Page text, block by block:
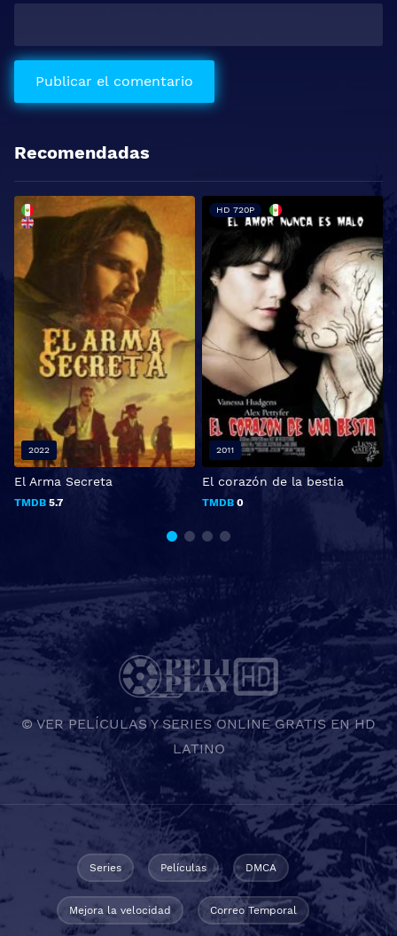
Recomendadas
El Arma Secreta
TMDB 5.7
2022
El corazón de la bestia
TMDB 0
HD 720P
2011
© VER PELÍCULAS Y SERIES ONLINE GRATIS EN HD
LATINO
Series Películas DMCA
Mejora la velocidad Correo Temporal